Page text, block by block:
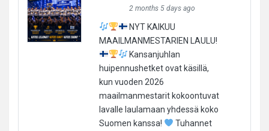
2 months 5 days ago
NYT KAIKUU
MAAILMANMESTARIEN LAULU!
Kansanjuhlan
huipennushetket ovat käsillä,
kun vuoden 2026
maailmanmestarit kokoontuvat
lavalle laulamaan yhdessä koko
Suomen kanssa!
Tuhannet